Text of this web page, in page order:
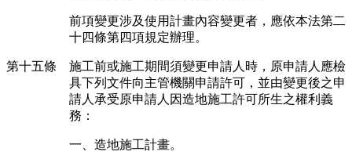
前項變更涉及使用計畫內容變更者，應依本法第二
十四條第四項規定辦理。
第十五條 施工前或施工期間須變更申請人時，原申請人應檢
具下列文件向主管機關申請許可，並由變更後之申
請人承受原申請人因造地施工許可所生之權利義
務：
一、造地施工計畫。